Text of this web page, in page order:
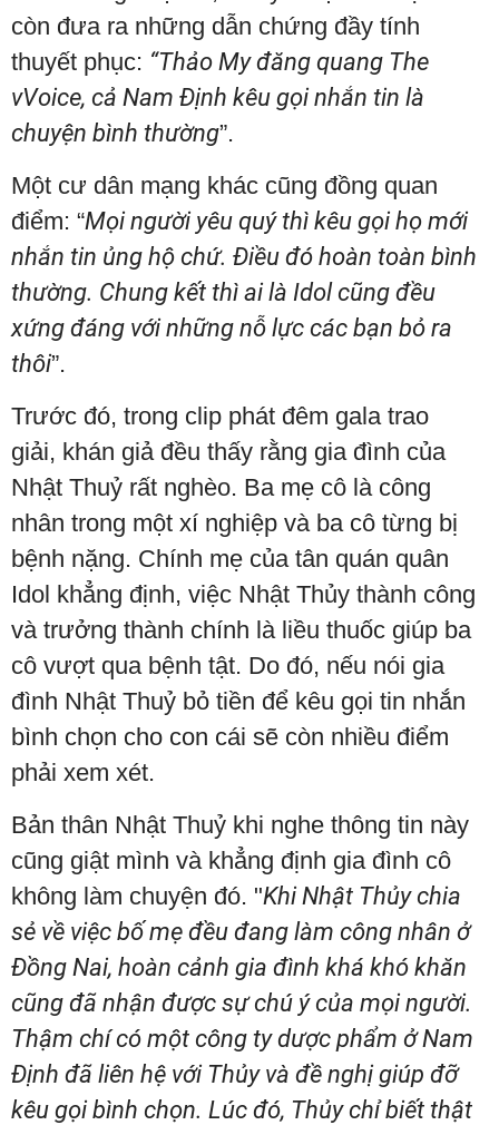
còn đưa ra những dẫn chứng đầy tính
thuyết phục: “Thảo My đăng quang The
vVoice, cả Nam Định kêu gọi nhắn tin là
chuyện bình thường”.
Một cư dân mạng khác cũng đồng quan
điểm: “Mọi người yêu quý thì kêu gọi họ mới
nhắn tin ủng hộ chứ. Điều đó hoàn toàn bình
thường. Chung kết thì ai là Idol cũng đều
xứng đáng với những nỗ lực các bạn bỏ ra
thôi”.
Trước đó, trong clip phát đêm gala trao
giải, khán giả đều thấy rằng gia đình của
Nhật Thuỷ rất nghèo. Ba mẹ cô là công
nhân trong một xí nghiệp và ba cô từng bị
bệnh nặng. Chính mẹ của tân quán quân
Idol khẳng định, việc Nhật Thủy thành công
và trưởng thành chính là liều thuốc giúp ba
cô vượt qua bệnh tật. Do đó, nếu nói gia
đình Nhật Thuỷ bỏ tiền để kêu gọi tin nhắn
bình chọn cho con cái sẽ còn nhiều điểm
phải xem xét.
Bản thân Nhật Thuỷ khi nghe thông tin này
cũng giật mình và khẳng định gia đình cô
không làm chuyện đó. "Khi Nhật Thủy chia
sẻ về việc bố mẹ đều đang làm công nhân ở
Đồng Nai, hoàn cảnh gia đình khá khó khăn
cũng đã nhận được sự chú ý của mọi người.
Thậm chí có một công ty dược phẩm ở Nam
Định đã liên hệ với Thủy và đề nghị giúp đỡ
kêu gọi bình chọn. Lúc đó, Thủy chỉ biết thật